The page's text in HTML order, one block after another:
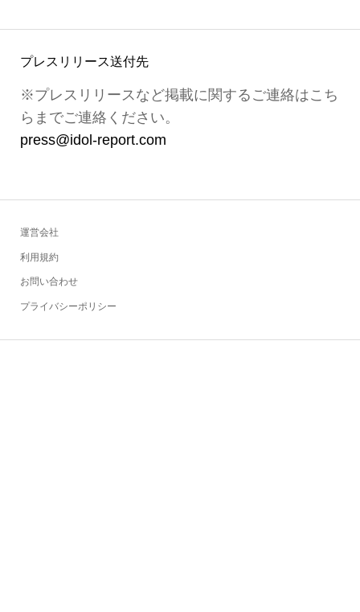
プレスリリース送付先
※プレスリリースなど掲載に関するご連絡はこち
らまでご連絡ください。
press@idol-report.com
運営会社
利用規約
お問い合わせ
プライバシーポリシー